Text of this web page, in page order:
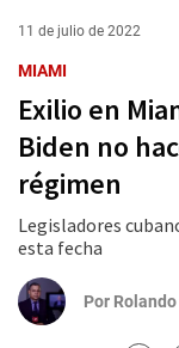
11 de julio de 2022
MIAMI
Exilio en
Biden no
régimen
Legisladores
esta fecha
Por